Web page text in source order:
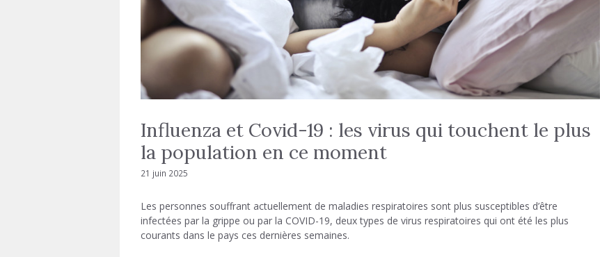
Influenza et Covid-19 : les virus qui touchent le plus
la population en ce moment
21 juin 2025
Les personnes souffrant actuellement de maladies respiratoires sont plus susceptibles d’être
infectées par la grippe ou par la COVID-19, deux types de virus respiratoires qui ont été les plus
courants dans le pays ces dernières semaines.